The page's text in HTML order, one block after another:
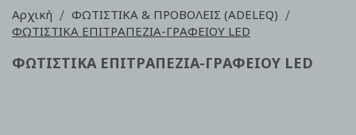
Αρχική
ΦΩΤΙΣΤΙΚΑ & ΠΡΟΒΟΛΕΙΣ (ADELEQ)
ΦΩΤΙΣΤΙΚΑ ΕΠΙΤΡΑΠΕΖΙΑ-ΓΡΑΦΕΙΟΥ LED
ΦΩΤΙΣΤΙΚΑ ΕΠΙΤΡΑΠΕΖΙΑ-ΓΡΑΦΕΙΟΥ LED